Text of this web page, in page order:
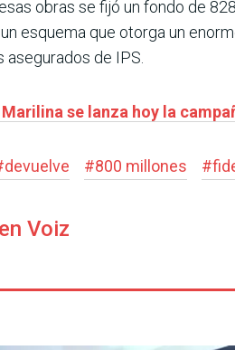
obras se fijó un fondo de
esquema que otorga un
de IPS.
se lanza hoy la
devuelve #800 millones #
Voiz